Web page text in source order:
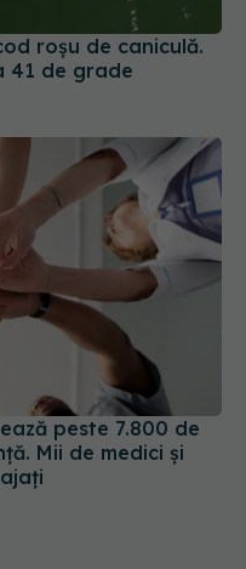
peste 7.800 de
Mii de medici și